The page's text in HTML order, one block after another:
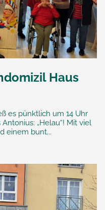
Haus
es pünktlich um 14 Uhr
„Helau“! Mit viel
einem bunt...